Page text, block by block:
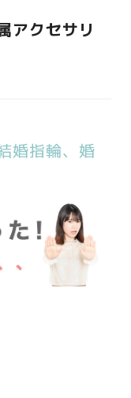
アクセサリ
婚指輪、婚